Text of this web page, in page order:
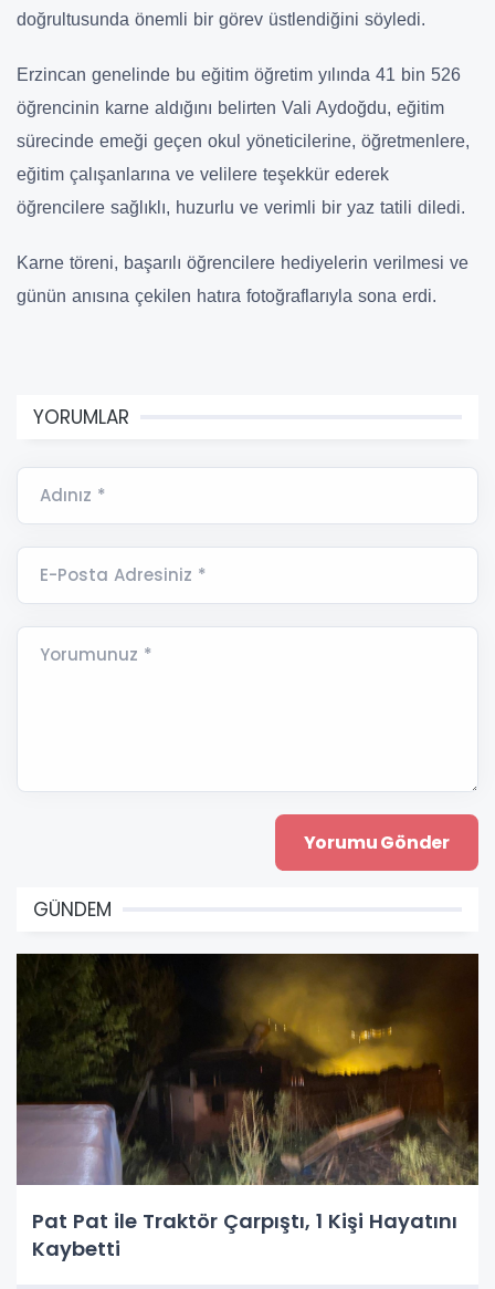
doğrultusunda önemli bir görev üstlendiğini söyledi.
Erzincan genelinde bu eğitim öğretim yılında 41 bin 526
öğrencinin karne aldığını belirten Vali Aydoğdu, eğitim
sürecinde emeği geçen okul yöneticilerine, öğretmenlere,
eğitim çalışanlarına ve velilere teşekkür ederek
öğrencilere sağlıklı, huzurlu ve verimli bir yaz tatili diledi.
Karne töreni, başarılı öğrencilere hediyelerin verilmesi ve
günün anısına çekilen hatıra fotoğraflarıyla sona erdi.
YORUMLAR
Adınız *
E-Posta Adresiniz *
Yorumunuz *
GÜNDEM
Pat Pat ile Traktör Çarpıştı, 1 Kişi Hayatını
Kaybetti